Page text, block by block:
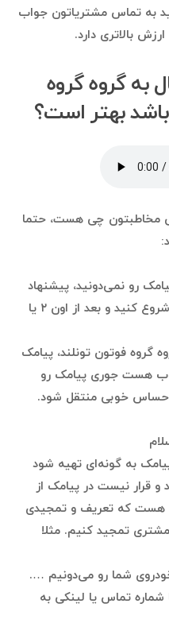
به تماس مشتریاتون جواب
بالاتری دارد.
به گروه گروه
بهتر است؟
مخاطبتون چی هست، حتما
رو نمی‌دونید، پیشنهاد
می‌کنم حتما متن پیامک با سلام شروع کنید و بعد از اون ۲ یا
گروه فوتون تونلند، پیامک
هست جوری پیامک رو
خوبی منتقل شود.
به گونه‌ای تهیه شود
قرار نیست در پیامک از
هست که تعریف و تمجیدی
تمجید کنیم. مثلا
شما رو می‌دونیم ….
شماره تماس یا لینکی به